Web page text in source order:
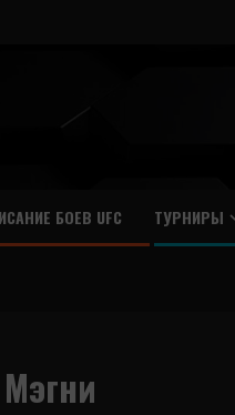
БОЕВ UFC ТУРНИРЫ